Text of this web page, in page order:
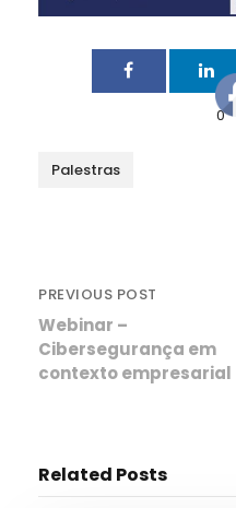
0
Palestras
PREVIOUS POST
Webinar –
Cibersegurança em
contexto empresarial
Related Posts